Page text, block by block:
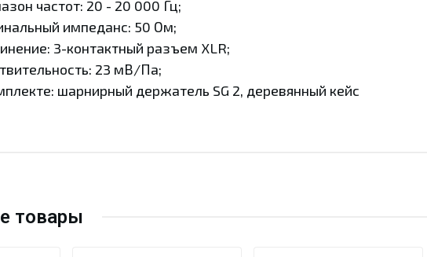
частот: 20 - 20 000 Гц;
импеданс: 50 Ом;
3-контактный разъем XLR;
23 мВ/Па;
шарнирный держатель SG 2, деревянный кейс
товары